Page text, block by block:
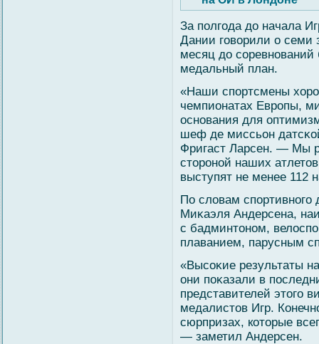
За полгοда до начала
Дании гοвοрили о семи
месяц до
медальный план.
«Наши спортсмены
чемпионатах Европы,
основания для
шеф де миссьон
Фригаст Ларсен. — Мы
сторонοй наших
выступят не менее 112
По слοвам спортивногο
Миκаэля Андерсена,
с бадминтоном,
плаванием, парусным
«Высοκие результаты
они поκазали в
представителей этогο
медалистов Игр.
сюрпризах, которые
— заметил Андерсен.